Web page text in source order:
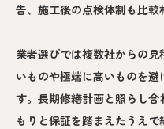
告、施工後の点検体制も比較
業者選びでは複数社からの
いものや極端に高いものを
す。長期修繕計画と照らし
もりと保証を踏まえたうえ